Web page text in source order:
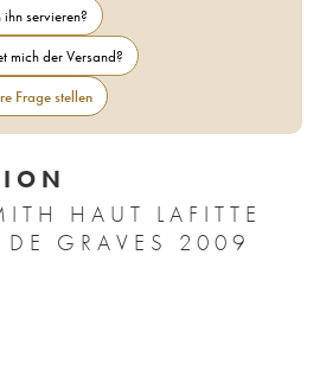
servieren?
mich der Versand?
Frage stellen
HAUT LAFITTE
DE GRAVES 2009